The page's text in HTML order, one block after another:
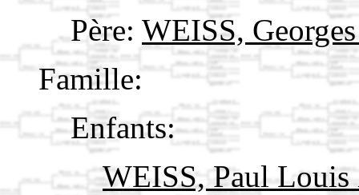
Père: WEISS,
Famille:
Enfants:
WEISS, Paul Louis